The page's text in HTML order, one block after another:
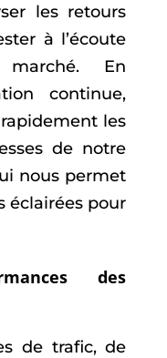
les retours
à l’écoute
En
continue,
les
de notre
nous permet
éclairées pour
des
de trafic, de